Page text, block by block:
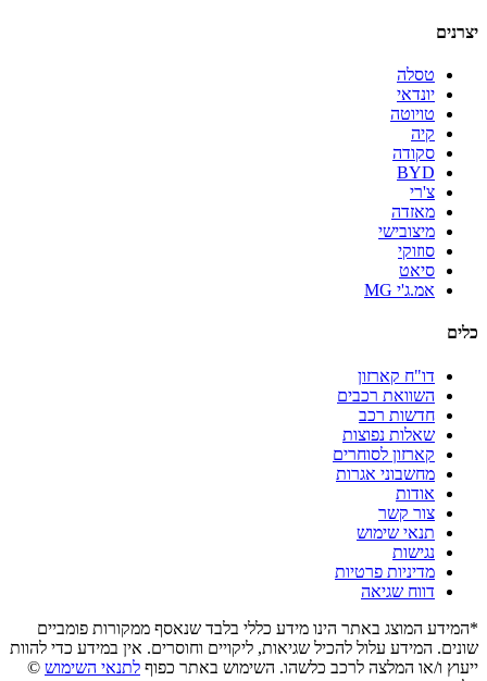
יצרנים
טסלה
יונדאי
טויוטה
קיה
סקודה
BYD
צ'רי
מאזדה
מיצובישי
סוזוקי
סיאט
אמ.ג'י MG
כלים
דו"ח קארזון
השוואת רכבים
חדשות רכב
שאלות נפוצות
קארזון לסוחרים
מחשבוני אגרות
אודות
צור קשר
תנאי שימוש
נגישות
מדיניות פרטיות
דווח שגיאה
*המידע המוצג באתר הינו מידע כללי בלבד שנאסף ממקורות פומביים
שונים. המידע עלול להכיל שגיאות, ליקויים וחוסרים. אין במידע כדי להוות
ייעוץ ו/או המלצה לרכב כלשהו. השימוש באתר כפוף לתנאי השימוש ©